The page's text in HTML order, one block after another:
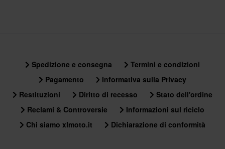
L
295 x 390 x 285 mm
XXL
295 x 390 x 285 mm
Spedizione e consegna
Termini e condizioni
Pagamento
Informativa sulla Privacy
Restituzioni
Diritto di recesso
Stato dell'ordine
Reclami & Controversie
Informazioni sul riciclo
Chi siamo xlmoto.it
Dichiarazione di conformità